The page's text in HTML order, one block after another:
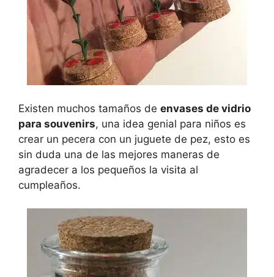
Existen muchos tamaños de envases de vidrio
para souvenirs, una idea genial para niños es
crear un pecera con un juguete de pez, esto es
sin duda una de las mejores maneras de
agradecer a los pequeños la visita al
cumpleaños.